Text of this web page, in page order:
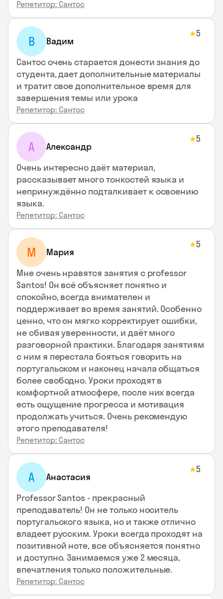
Репетитор: Сантос
В Вадим
★5
Сантос очень старается донести знания до
студента, дает дополнительные материалы
и тратит свое дополнительное время для
завершения темы или урока
Репетитор: Сантос
А Александр
★5
Очень интересно даёт материал,
рассказывает много тонкостей языка и
непринуждённо подталкивает к освоению
языка.
Репетитор: Сантос
М Мария
★5
Мне очень нравятся занятия с professor
Santos! Он всё объясняет понятно и
спокойно, всегда внимателен и
поддерживает во время занятий. Особенно
ценно, что он мягко корректирует ошибки,
не сбивая уверенности, и даёт много
разговорной практики. Благодаря занятиям
с ним я перестала бояться говорить на
португальском и наконец начала общаться
более свободно. Уроки проходят в
комфортной атмосфере, после них всегда
есть ощущение прогресса и мотивация
продолжать учиться. Очень рекомендую
этого преподавателя!
Репетитор: Сантос
А Анастасия
★5
Professor Santos - прекрасный
преподаватель! Он не только носитель
португальского языка, но и также отлично
владеет русским. Уроки всегда проходят на
позитивной ноте, все объясняется понятно
и доступно. Занимаемся уже 2 месяца,
впечатления только положительные.
Репетитор: Сантос